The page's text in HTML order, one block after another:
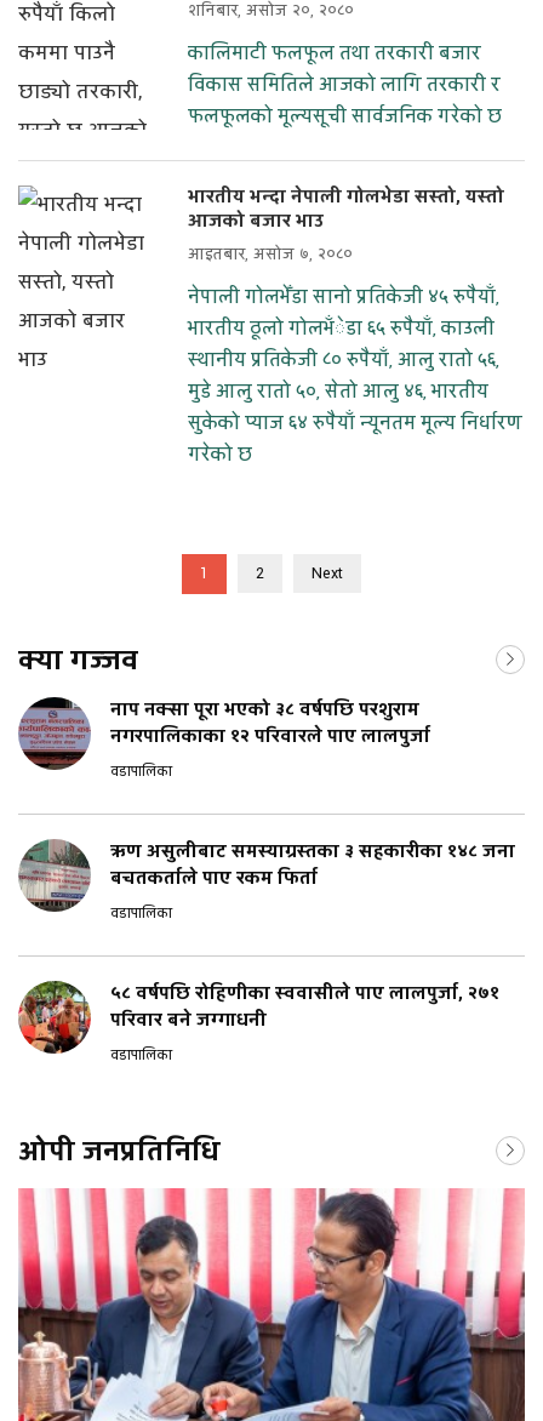
शनिबार, असोज २०, २०८०
कालिमाटी फलफूल तथा तरकारी बजार
विकास समितिले आजको लागि तरकारी र
फलफूलको मूल्यसूची सार्वजनिक गरेको छ
भारतीय भन्दा नेपाली गोलभेडा सस्तो, यस्तो
आजको बजार भाउ
आइतबार, असोज ७, २०८०
नेपाली गोलभेँडा सानो प्रतिकेजी ४५ रुपैयाँ,
भारतीय ठूलो गोलभँेडा ६५ रुपैयाँ, काउली
स्थानीय प्रतिकेजी ८० रुपैयाँ, आलु रातो ५६,
मुडे आलु रातो ५०, सेतो आलु ४६, भारतीय
सुकेको प्याज ६४ रुपैयाँ न्यूनतम मूल्य निर्धारण
गरेको छ
1 2 Next
क्या गज्जव
नाप नक्सा पूरा भएको ३८ वर्षपछि परशुराम
नगरपालिकाका १२ परिवारले पाए लालपुर्जा
वडापालिका
ऋण असुलीबाट समस्याग्रस्तका ३ सहकारीका १४८ जना
बचतकर्ताले पाए रकम फिर्ता
वडापालिका
५८ वर्षपछि रोहिणीका स्ववासीले पाए लालपुर्जा, २७१
परिवार बने जग्गाधनी
वडापालिका
ओपी जनप्रतिनिधि